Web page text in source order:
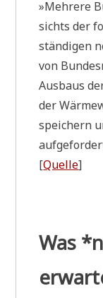
»Meh­re­re
sichts der
stän­di­gen
von
Aus­baus
der
spei­chern
[Quel­le]
Was